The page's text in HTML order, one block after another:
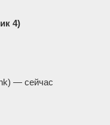
4)
— сейчас